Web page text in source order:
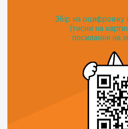
Збір на оцифровку
(тисни на
посилання на